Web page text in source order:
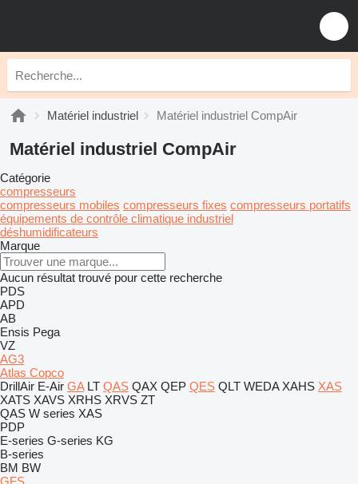
Matériel industriel Matériel industriel CompAir
Matériel industriel CompAir
Catégorie
compresseurs
compresseurs mobiles compresseurs fixes compresseurs portatifs
équipements de contrôle climatique industriel
déshumidificateurs
Marque
Aucun résultat trouvé pour cette recherche
PDS
APD
AB
Ensis Pega
VZ
AG3
Atlas Copco
DrillAir E-Air GA LT QAS QAX QEP QES QLT WEDA XAHS XAS
XATS XAVS XRHS XRVS ZT
QAS W series XAS
PDP
E-series G-series KG
B-series
BM BW
GFS